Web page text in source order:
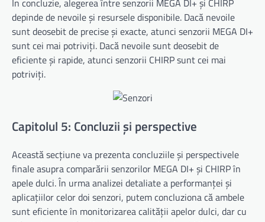
depinde de nevoile și resursele disponibile. Dacă nevoile
sunt deosebit de precise și exacte, atunci senzorii MEGA DI+
sunt cei mai potriviți. Dacă nevoile sunt deosebit de
eficiente și rapide, atunci senzorii CHIRP sunt cei mai
potriviți.
Capitolul 5: Concluzii și perspective
Această secțiune va prezenta concluziile și perspectivele
finale asupra comparării senzorilor MEGA DI+ și CHIRP în
apele dulci. În urma analizei detaliate a performanței și
aplicațiilor celor doi senzori, putem concluziona că ambele
sunt eficiente în monitorizarea calității apelor dulci, dar cu